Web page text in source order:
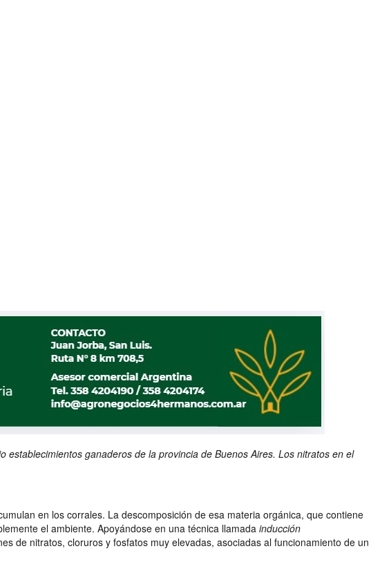
ganaderos de la provincia de Buenos Aires. Los nitratos en el
en los corrales. La descomposición de esa materia orgánica, que contiene
el ambiente. Apoyándose en una técnica llamada inducción
de nitratos, cloruros y fosfatos muy elevadas, asociadas al funcionamiento de un